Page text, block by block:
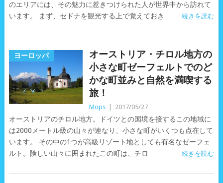
のエリアには、その魅力に惹きつけられた人が世界中から訪れて
います。 まず、セドナを観光する上で覚えておき
続きを読む
ヨーロッパ
オーストリア・チロル地方の
小さな町ゼーフェルトでのど
かな町並みと自然を満喫する
旅！
Mops 2017/05/27
オーストリアのチロル地方。ドイツとの国境を接するこの地域に
は2000メートル級の山々が連なり、小さな町がいくつも点在して
います。 その中の1つが高級リゾート地としても有名なゼーフェ
ルト。険しい山々に囲まれたこの町は、チロ
続きを読む